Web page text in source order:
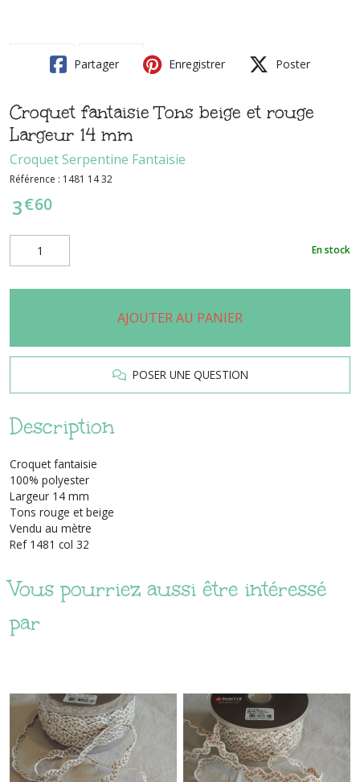
Partager Enregistrer Poster
Croquet fantaisie Tons beige et rouge
Largeur 14 mm
Croquet Serpentine Fantaisie
Référence : 1481 14 32
3€60
En stock
AJOUTER AU PANIER
POSER UNE QUESTION
Description
Croquet fantaisie
100% polyester
Largeur 14 mm
Tons rouge et beige
Vendu au mètre
Ref 1481 col 32
Vous pourriez aussi être intéressé
par